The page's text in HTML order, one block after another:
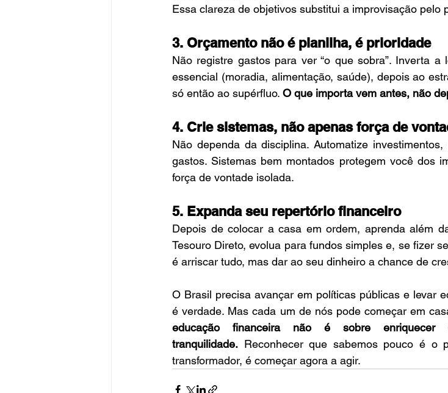
Essa clareza de objetivos substitui a improvisação pelo
3. Orçamento não é planilha, é prioridade
Não registre gastos para ver “o que sobra”. Inverta
essencial (moradia, alimentação, saúde), depois ao
só então ao supérfluo. O que importa vem antes, não
4. Crie sistemas, não apenas força de
Não dependa da disciplina. Automatize
gastos. Sistemas bem montados protegem você dos
força de vontade isolada.
5. Expanda seu repertório financeiro
Depois de colocar a casa em ordem, aprenda além
Tesouro Direto, evolua para fundos simples e, se fizer
é arriscar tudo, mas dar ao seu dinheiro a chance de
O Brasil precisa avançar em políticas públicas e levar
é verdade. Mas cada um de nós pode começar em
educação financeira não é sobre
tranquilidade. Reconhecer que sabemos pouco é o
transformador, é começar agora a agir.